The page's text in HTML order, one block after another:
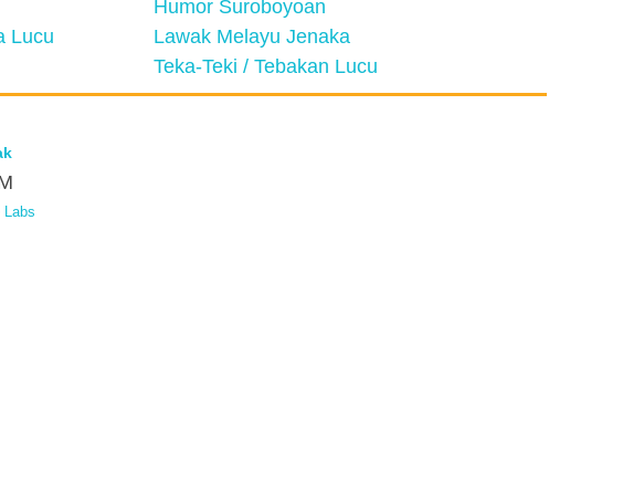
Humor Suroboyoan
Lucu
Lawak Melayu Jenaka
Teka-Teki / Tebakan Lucu
Labs